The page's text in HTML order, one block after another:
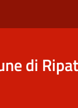
di